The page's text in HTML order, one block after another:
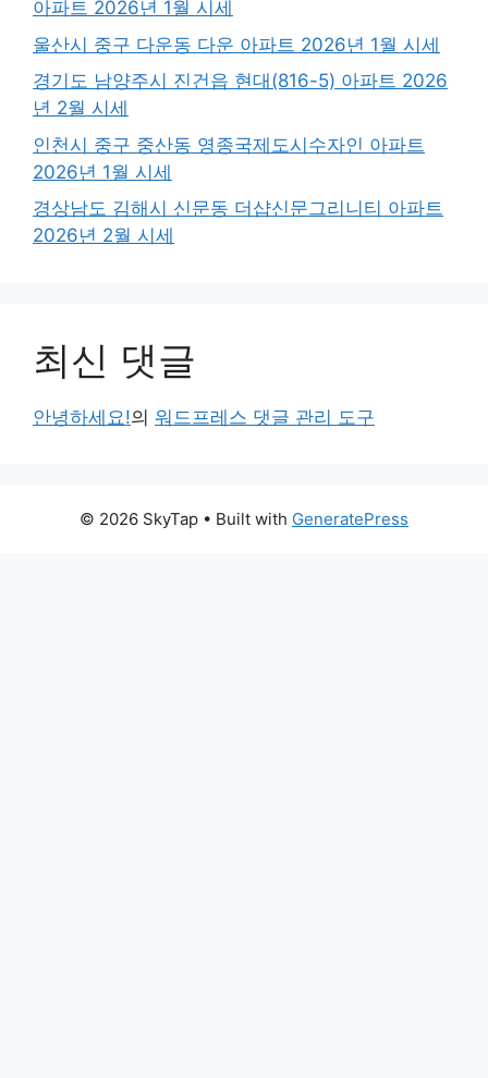
아파트 2026년 1월 시세
울산시 중구 다운동 다운 아파트 2026년 1월 시세
경기도 남양주시 진건읍 현대(816-5) 아파트 2026
년 2월 시세
인천시 중구 중산동 영종국제도시수자인 아파트
2026년 1월 시세
경상남도 김해시 신문동 더샵신문그리니티 아파트
2026년 2월 시세
최신 댓글
안녕하세요!의 워드프레스 댓글 관리 도구
© 2026 SkyTap • Built with GeneratePress